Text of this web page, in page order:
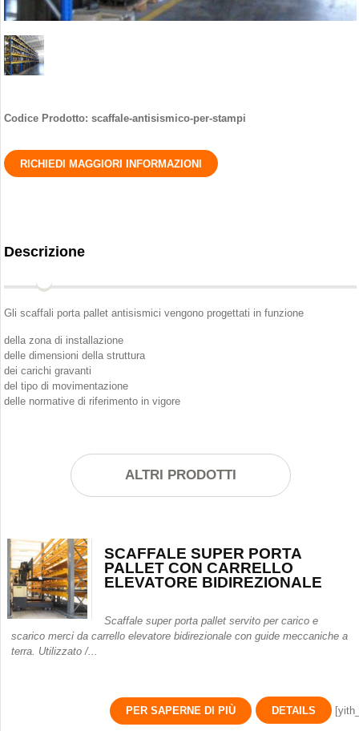
Codice Prodotto:scaffale-antisismico-per-stampi
RICHIEDI MAGGIORI INFORMAZIONI
Descrizione
Gli scaffali porta pallet antisismici vengono progettati in funzione
della zona di installazione
delle dimensioni della struttura
dei carichi gravanti
del tipo di movimentazione
delle normative di riferimento in vigore
ALTRI PRODOTTI
SCAFFALE SUPER PORTA
PALLET CON CARRELLO
ELEVATORE BIDIREZIONALE
Scaffale super porta pallet servito per carico e
scarico merci da carrello elevatore bidirezionale con guide meccaniche a
terra. Utilizzato /...
PER SAPERNE DI PIÙ DETAILS